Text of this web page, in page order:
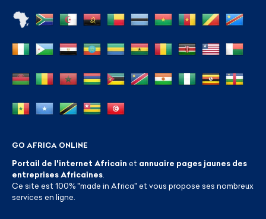
GO AFRICA ONLINE
Portail de l'internet Africain et annuaire pages jaunes des
entreprises Africaines
Ce site est 100% "made in Africa" et vous propose ses nombreux
services en ligne.